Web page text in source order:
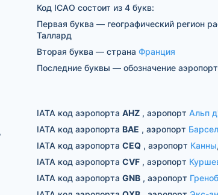
Код ICAO состоит из 4 букв:
Первая буква — географический регион
Таллард
Вторая буква — страна Франция
Последние буквы — обозначение
IATA код аэропорта AHZ, аэропорт Альп
IATA код аэропорта BAE , аэропорт
IATA код аэропорта CEQ, аэропорт Канны
IATA код аэропорта CVF, аэропорт
IATA код аэропорта GNB, аэропорт